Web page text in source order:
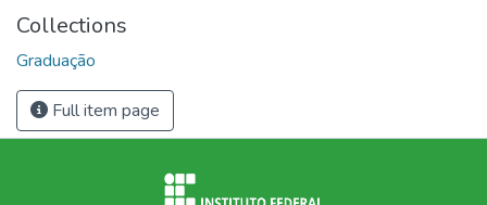
Collections
Graduação
Full item page